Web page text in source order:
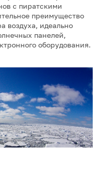
с пиратскими
преимущество
воздуха, идеально
панелей,
оборудования.